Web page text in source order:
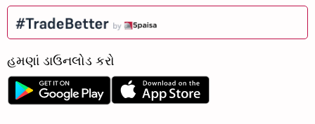
હમણાં ડાઉનલોડ કરો